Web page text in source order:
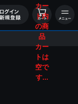
カー
ト内
の商
品
カー
トは
空で
す...